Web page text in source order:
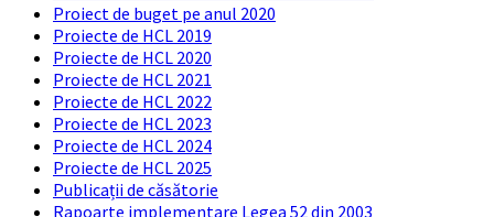
Proiect de buget pe anul 2020
Proiecte de HCL 2019
Proiecte de HCL 2020
Proiecte de HCL 2021
Proiecte de HCL 2022
Proiecte de HCL 2023
Proiecte de HCL 2024
Proiecte de HCL 2025
Publicații de căsătorie
Rapoarte implementare Legea 52 din 2003